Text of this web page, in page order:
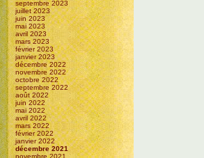
septembre 2023
juillet 2023
juin 2023
mai 2023
avril 2023
mars 2023
février 2023
janvier 2023
décembre 2022
novembre 2022
octobre 2022
septembre 2022
août 2022
juin 2022
mai 2022
avril 2022
mars 2022
février 2022
janvier 2022
décembre 2021
novembre 2021